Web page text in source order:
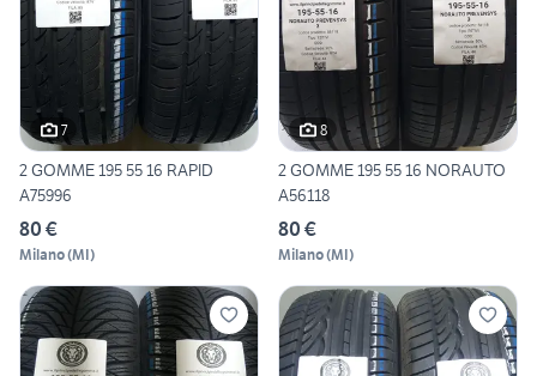
7
2 GOMME 195 55 16 RAPID
A75996
80 €
Milano(MI)
8
2 GOMME 195 55 16 NORAUTO
A56118
80 €
Milano(MI)